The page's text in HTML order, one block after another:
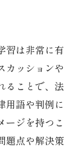
習は非常に有
カッションや
ることで、法
用語や判例に
ージを持つこ
題点や解決策